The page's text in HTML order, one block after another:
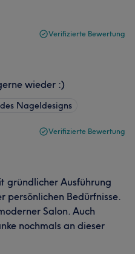
Verifizierte Bewertung
wieder :)
Nageldesigns
Verifizierte Bewertung
gründlicher Ausführung
Bedürfnisse.
Salon. Auch
nochmals an dieser